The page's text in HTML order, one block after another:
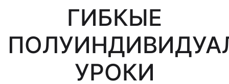
ГИБКЫЕ
УРОКИ